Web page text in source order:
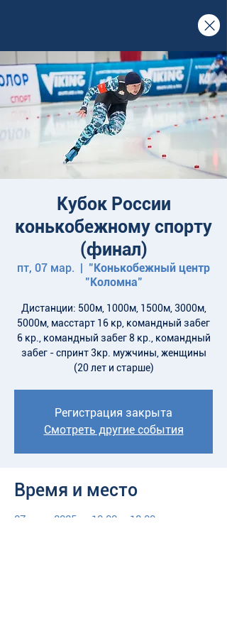
Кубок России
конькобежному спорту
(финал)
пт, 07 мар.
  |
"Конькобежный центр
"Коломна"
Дистанции: 500м, 1000м, 1500м, 3000м,
5000м, масстарт 16 кр, командный забег
6 кр., командный забег 8 кр., командный
забег - спринт 3кр. мужчины, женщины
(20 лет и старше)
Регистрация закрыта
Смотреть другие события
Время и место
07 мар. 2025 г., 10:00 – 18:00